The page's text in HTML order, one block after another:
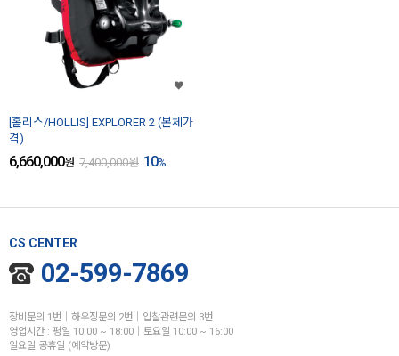
[홀리스/HOLLIS] EXPLORER 2 (본체가
격)
6,660,000원 7,400,000원 10%
CS CENTER
02-599-7869
장비문의 1번│하우징문의 2번│입찰관련문의 3번
영업시간 : 평일 10:00 ~ 18:00│토요일 10:00 ~ 16:00
일요일 공휴일 (예약방문)